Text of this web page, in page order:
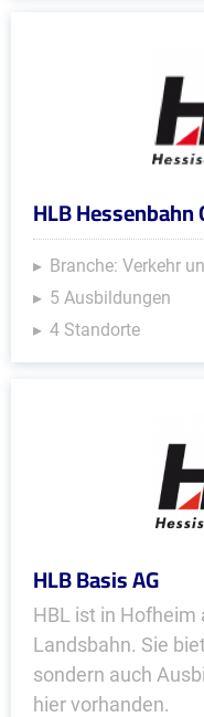
HLB Hessenbahn
Branche: Verkehr
5 Ausbildungen
4 Standorte
HLB Basis AG
HBL ist in Hofheim
Landsbahn. Sie
sondern auch
hier vorhanden.